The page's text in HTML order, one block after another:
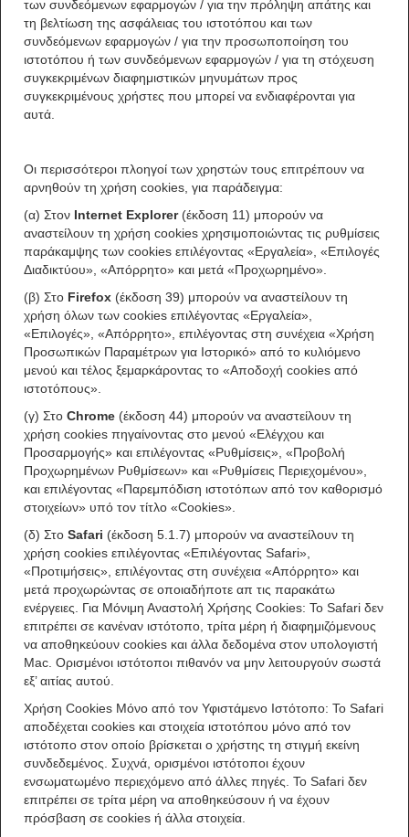
των συνδεόμενων εφαρμογών / για την πρόληψη απάτης και
τη βελτίωση της ασφάλειας του ιστοτόπου και των
συνδεόμενων εφαρμογών / για την προσωποποίηση του
ιστοτόπου ή των συνδεόμενων εφαρμογών / για τη στόχευση
συγκεκριμένων διαφημιστικών μηνυμάτων προς
συγκεκριμένους χρήστες που μπορεί να ενδιαφέρονται για
αυτά.
Οι περισσότεροι πλοηγοί των χρηστών τους επιτρέπουν να
αρνηθούν τη χρήση cookies, για παράδειγμα:
(α) Στον Internet Explorer(έκδοση 11) μπορούν να
αναστείλουν τη χρήση cookies χρησιμοποιώντας τις ρυθμίσεις
παράκαμψης των cookies επιλέγοντας «Εργαλεία», «Επιλογές
Διαδικτύου», «Απόρρητο» και μετά «Προχωρημένο».
(β) Στο Firefox (έκδοση 39) μπορούν να αναστείλουν τη
χρήση όλων των cookies επιλέγοντας «Εργαλεία»,
«Επιλογές», «Απόρρητο», επιλέγοντας στη συνέχεια «Χρήση
Προσωπικών Παραμέτρων για Ιστορικό» από το κυλιόμενο
μενού και τέλος ξεμαρκάροντας το «Αποδοχή cookies από
ιστοτόπους».
(γ) Στο Chrome (έκδοση 44) μπορούν να αναστείλουν τη
χρήση cookies πηγαίνοντας στο μενού «Ελέγχου και
Προσαρμογής» και επιλέγοντας «Ρυθμίσεις», «Προβολή
Προχωρημένων Ρυθμίσεων» και «Ρυθμίσεις Περιεχομένου»,
και επιλέγοντας «Παρεμπόδιση ιστοτόπων από τον καθορισμό
στοιχείων» υπό τον τίτλο «Cookies».
(δ) Στο Safari (έκδοση 5.1.7) μπορούν να αναστείλουν τη
χρήση cookies επιλέγοντας «Επιλέγοντας Safari»,
«Προτιμήσεις», επιλέγοντας στη συνέχεια «Απόρρητο» και
μετά προχωρώντας σε οποιαδήποτε απ τις παρακάτω
ενέργειες. Για Μόνιμη Αναστολή Χρήσης Cookies: Το Safari δεν
επιτρέπει σε κανέναν ιστότοπο, τρίτα μέρη ή διαφημιζόμενους
να αποθηκεύουν cookies και άλλα δεδομένα στον υπολογιστή
Mac. Ορισμένοι ιστότοποι πιθανόν να μην λειτουργούν σωστά
εξ’ αιτίας αυτού.
Χρήση Cookies Μόνο από τον Υφιστάμενο Ιστότοπο: Το Safari
αποδέχεται cookies και στοιχεία ιστοτόπου μόνο από τον
ιστότοπο στον οποίο βρίσκεται ο χρήστης τη στιγμή εκείνη
συνδεδεμένος. Συχνά, ορισμένοι ιστότοποι έχουν
ενσωματωμένο περιεχόμενο από άλλες πηγές. Το Safari δεν
επιτρέπει σε τρίτα μέρη να αποθηκεύσουν ή να έχουν
πρόσβαση σε cookies ή άλλα στοιχεία.